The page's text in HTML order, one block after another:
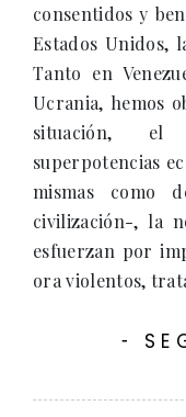
consentidos y
Estados Unidos,
Tanto en
Ucrania, hemos
situación, el
superpotencias
mismas como
civilización-, la
esfuerzan por
ora violentos,
-